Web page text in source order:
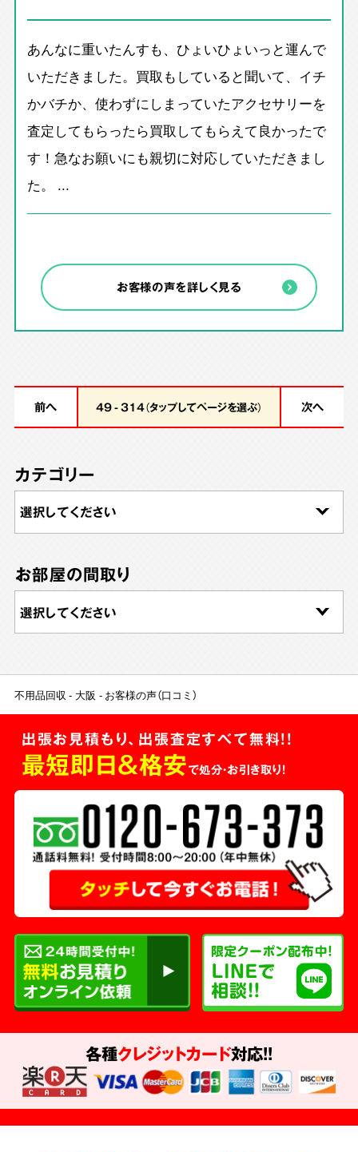
あんなに重いたんすも、ひょいひょいっと運んで
いただきました。買取もしていると聞いて、イチ
かバチか、使わずにしまっていたアクセサリーを
査定してもらったら買取してもらえて良かったで
す！急なお願いにも親切に対応していただきまし
た。 ...
お客様の声を詳しく見る
前へ 49 - 314（タップしてページを選ぶ） 次へ
カテゴリー
お部屋の間取り
不用品回収 大阪 お客様の声（口コミ）
出張お見積もり、出張査定すべて無料!!
最短即日＆格安で処分・お引き取り！
各種クレジットカード対応!!